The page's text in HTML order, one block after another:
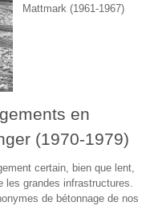
Mattmark (1961-1967)
en
(1970-1979)
certain, bien que lent,
les grandes infrastructures.
de bétonnage de nos